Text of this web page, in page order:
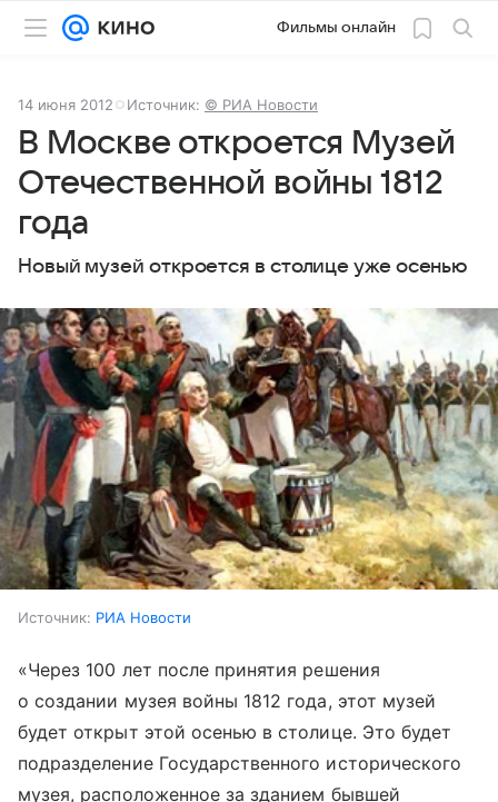
Фильмы онлайн
14 июня 2012 Источник: © РИА Новости
В Москве откроется Музей
Отечественной войны 1812
года
Новый музей откроется в столице уже осенью
Источник: РИА Новости
«Через 100 лет после принятия решения
о создании музея войны 1812 года, этот музей
будет открыт этой осенью в столице. Это будет
подразделение Государственного исторического
музея, расположенное за зданием бывшей